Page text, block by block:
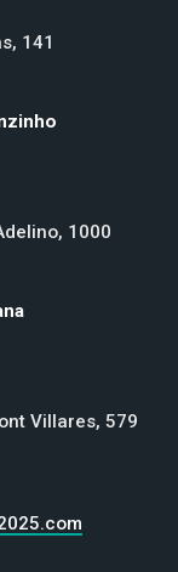
141
1000
Villares, 579